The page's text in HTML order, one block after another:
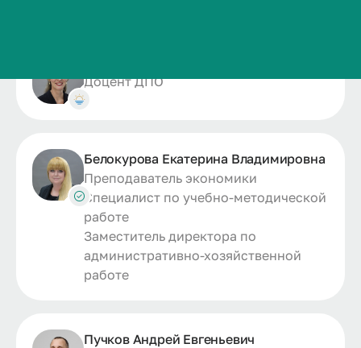
Доцент ДПО
Белокурова Екатерина Владимировна
Преподаватель экономики
Специалист по учебно-методической
работе
Заместитель директора по
административно-хозяйственной
работе
Пучков Андрей Евгеньевич